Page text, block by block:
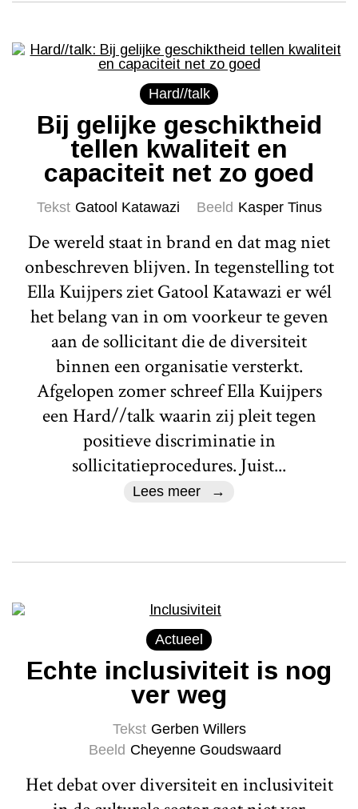
Hard//talk
Bij gelijke geschiktheid
tellen kwaliteit en
capaciteit net zo goed
Tekst Gatool Katawazi Beeld Kasper Tinus
De wereld staat in brand en dat mag niet
onbeschreven blijven. In tegenstelling tot
Ella Kuijpers ziet Gatool Katawazi er wél
het belang van in om voorkeur te geven
aan de sollicitant die de diversiteit
binnen een organisatie versterkt.
Afgelopen zomer schreef Ella Kuijpers
een Hard//talk waarin zij pleit tegen
positieve discriminatie in
sollicitatieprocedures. Juist...
Lees meer
Actueel
Echte inclusiviteit is nog
ver weg
Tekst Gerben Willers
Beeld Cheyenne Goudswaard
Het debat over diversiteit en inclusiviteit